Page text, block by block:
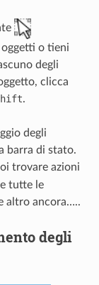
o tieni
degli
clicca
.
degli
barra di stato.
trovare azioni
tutte le
altro ancora…..
degli